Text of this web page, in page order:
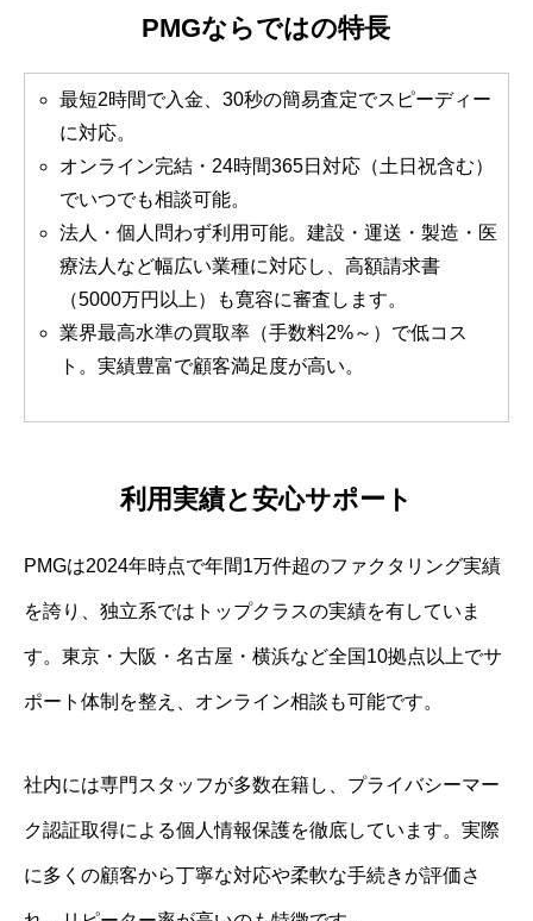
PMGならではの特長
最短2時間で入金、30秒の簡易査定でスピーディー
に対応。
オンライン完結・24時間365日対応（土日祝含む）
でいつでも相談可能。
法人・個人問わず利用可能。建設・運送・製造・医
療法人など幅広い業種に対応し、高額請求書
（5000万円以上）も寛容に審査します。
業界最高水準の買取率（手数料2%～）で低コス
ト。実績豊富で顧客満足度が高い。
利用実績と安心サポート
PMGは2024年時点で年間1万件超のファクタリング実績
を誇り、独立系ではトップクラスの実績を有していま
す。東京・大阪・名古屋・横浜など全国10拠点以上でサ
ポート体制を整え、オンライン相談も可能です。
社内には専門スタッフが多数在籍し、プライバシーマー
ク認証取得による個人情報保護を徹底しています。実際
に多くの顧客から丁寧な対応や柔軟な手続きが評価さ